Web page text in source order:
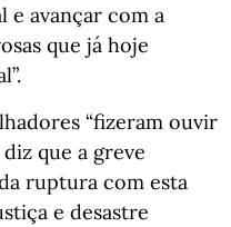
e avançar com a
que já hoje
“fizeram ouvir
diz que a greve
ruptura com esta
e desastre